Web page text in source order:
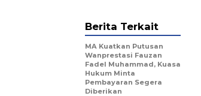
Berita Terkait
MA Kuatkan Putusan
Wanprestasi Fauzan
Fadel Muhammad, Kuasa
Hukum Minta
Pembayaran Segera
Diberikan